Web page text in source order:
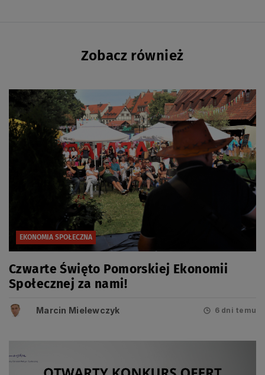
Zobacz również
EKONOMIA SPOŁECZNA
Czwarte Święto Pomorskiej Ekonomii
Społecznej za nami!
Marcin Mielewczyk 6 dni temu